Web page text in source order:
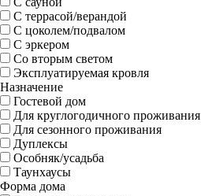
С террасой/верандой
С цоколем/подвалом
С эркером
Со вторым светом
Эксплуатируемая кровля
Назначение
Гостевой дом
Для круглогодичного проживания
Для сезонного проживания
Дуплексы
Особняк/усадьба
Таунхаусы
Форма дома